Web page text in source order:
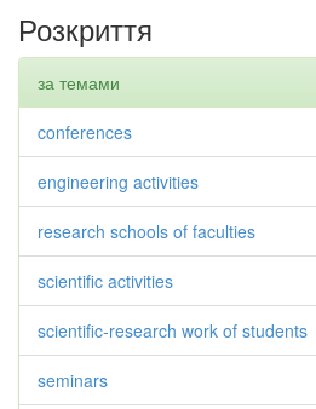
Розкриття
за темами
conferences
engineering activities
research schools of faculties
scientific activities
scientific-research work of students
seminars